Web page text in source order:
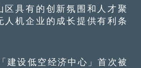
具有的创新氛围和人才聚
人机企业的成长提供有利条
设低空经济中心」首次被